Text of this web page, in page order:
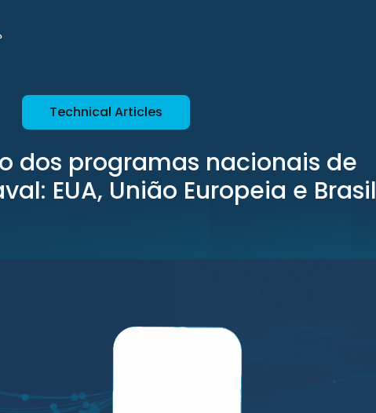
Technical Articles
dos programas nacionais de
EUA, União Europeia e Brasil